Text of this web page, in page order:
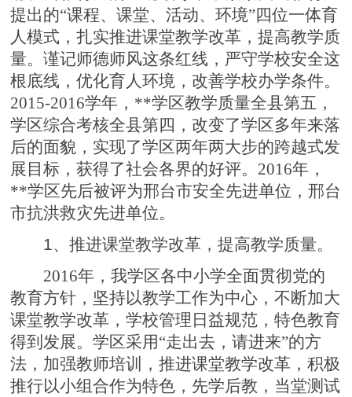
提出的“课程、课堂、活动、环境”四位一体育
人模式，扎实推进课堂教学改革，提高教学质
量。谨记师德师风这条红线，严守学校安全这
根底线，优化育人环境，改善学校办学条件。
2015-2016学年，**学区教学质量全县第五，
学区综合考核全县第四，改变了学区多年来落
后的面貌，实现了学区两年两大步的跨越式发
展目标，获得了社会各界的好评。2016年，
**学区先后被评为邢台市安全先进单位，邢台
市抗洪救灾先进单位。
1、推进课堂教学改革，提高教学质量。
2016年，我学区各中小学全面贯彻党的
教育方针，坚持以教学工作为中心，不断加大
课堂教学改革，学校管理日益规范，特色教育
得到发展。学区采用“走出去，请进来”的方
法，加强教师培训，推进课堂教学改革，积极
推行以小组合作为特色，先学后教，当堂测试